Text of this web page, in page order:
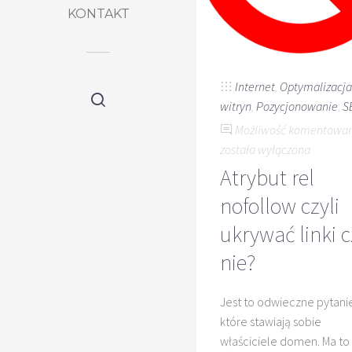
KONTAKT
Internet Optymalizacja
witryn Pozycjonowanie
Możliwość
została wyłączona
Atrybut rel
nofollow czyli
ukrywać linki
nie?
Jest to odwieczne
które stawiają sobie
właściciele domen. Ma to